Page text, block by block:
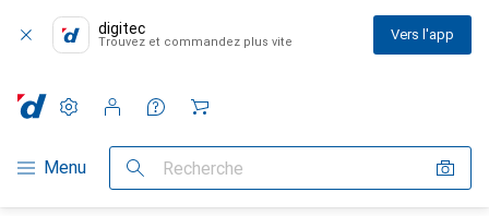
digitec
Trouvez et commandez plus vite Vers l'app
Navigation par catégorie
Menu Recherche
Paramètres
Compte client
Listes de comparaison
Listes d'envies
Panier